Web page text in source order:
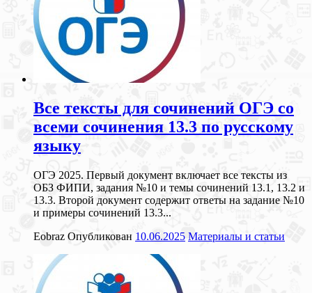
Все тексты для сочинений ОГЭ со
всеми сочинения 13.3 по русскому
языку
ОГЭ 2025. Первый документ включает все тексты из
ОБЗ ФИПИ, задания №10 и темы сочинений 13.1, 13.2 и
13.3. Второй документ содержит ответы на задание №10
и примеры сочинений 13.3...
Eobraz Опубликован 10.06.2025 Материалы и статьи